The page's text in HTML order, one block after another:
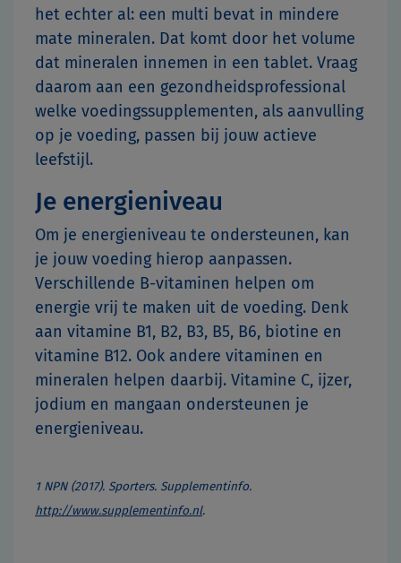
het echter al: een multi bevat in mindere
mate mineralen. Dat komt door het volume
dat mineralen innemen in een tablet. Vraag
daarom aan een gezondheidsprofessional
welke voedingssupplementen, als aanvulling
op je voeding, passen bij jouw actieve
leefstijl.
Je energieniveau
Om je energieniveau te ondersteunen, kan
je jouw voeding hierop aanpassen.
Verschillende B-vitaminen helpen om
energie vrij te maken uit de voeding. Denk
aan vitamine B1, B2, B3, B5, B6, biotine en
vitamine B12. Ook andere vitaminen en
mineralen helpen daarbij. Vitamine C, ijzer,
jodium en mangaan ondersteunen je
energieniveau.
1 NPN (2017). Sporters. Supplementinfo.
http://www.supplementinfo.nl.